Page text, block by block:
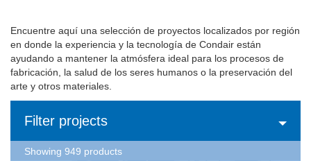
Encuentre aquí una selección de proyectos localizados por región
en donde la experiencia y la tecnología de Condair están
ayudando a mantener la atmósfera ideal para los procesos de
fabricación, la salud de los seres humanos o la preservación del
arte y otros materiales.
Filter projects
Showing 949 products
13
13